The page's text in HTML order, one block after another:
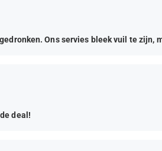
Ons servies bleek vuil te zijn,
deal!